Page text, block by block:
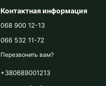
Контактная информация
068 900 12-13
066 532 11-72
Перезвонить вам?
+380689001213